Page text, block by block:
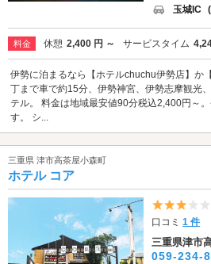
玉城IC
料金 休憩 2,400 円 ～ サービスタイム
伊勢に泊まるなら【ホテルchuchu伊勢店】か
丁まで車で約15分、伊勢神宮、伊勢志摩観光
テル。 料金は地域最安値90分税込2,400円～
す。 シ...
三重県 津市高茶屋小森町
ホテル コア
口コミ1 件
三重県津市
059-234-